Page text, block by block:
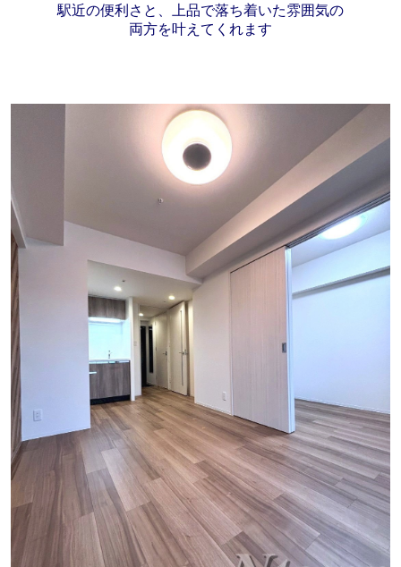
駅近の便利さと、上品で落ち着いた雰囲気の
両方を叶えてくれます